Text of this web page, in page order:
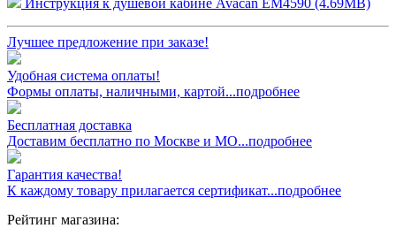
Лучшее предложение при заказе!
Удобная система оплаты!
Формы оплаты, наличными, картой...подробнее
Бесплатная доставка
Доставим бесплатно по Москве и МО...подробнее
Гарантия качества!
К каждому товару прилагается сертификат...подробнее
Рейтинг магазина: